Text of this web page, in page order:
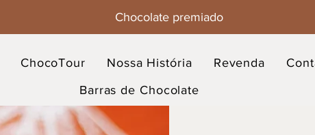
Chocolate premiado
ChocoTour Nossa História Revenda
Barras de Chocolate